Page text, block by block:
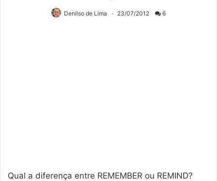
Denilso de Lima 23/07/2012 6
Qual a diferença entre REMEMBER ou REMIND?